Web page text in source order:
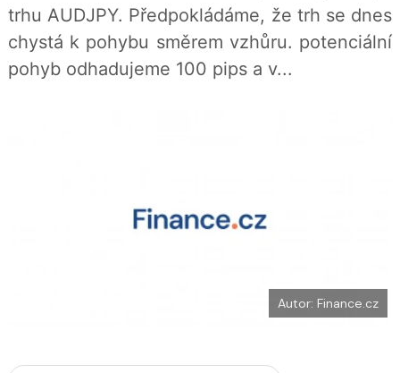
a
c
e
b
í
i
trhu AUDJPY. Předpokládáme, že trh se dnes
chystá k pohybu směrem vzhůru. potenciální
pohyb odhadujeme 100 pips a v...
Autor: Finance.cz